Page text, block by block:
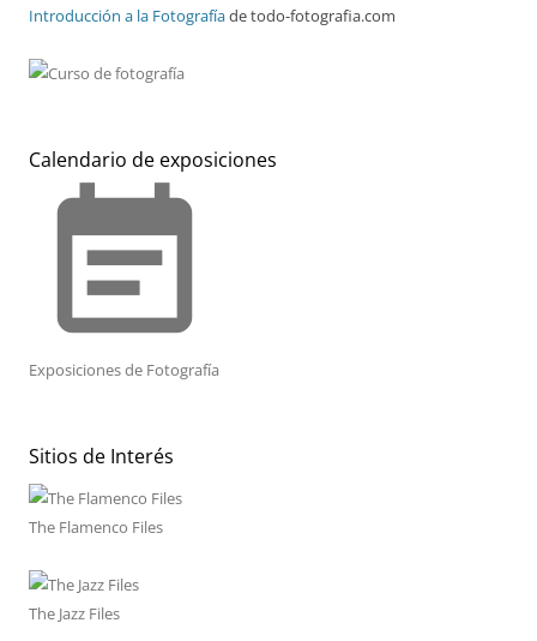
Introducción a la Fotografíade todo-fotografia.com
Calendario de exposiciones
event_note
Exposiciones de Fotografía
Sitios de Interés
The Flamenco Files
The Jazz Files